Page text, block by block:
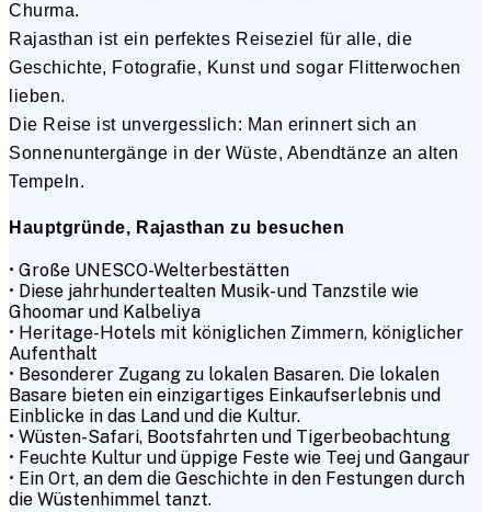
Churma.
Rajasthan ist ein perfektes Reiseziel für alle, die
Geschichte, Fotografie, Kunst und sogar Flitterwochen
lieben.
Die Reise ist unvergesslich: Man erinnert sich an
Sonnenuntergänge in der Wüste, Abendtänze an alten
Tempeln.
Hauptgründe, Rajasthan zu besuchen
• Große UNESCO-Welterbestätten
• Diese jahrhundertealten Musik- und Tanzstile wie
Ghoomar und Kalbeliya
• Heritage-Hotels mit königlichen Zimmern, königlicher
Aufenthalt
• Besonderer Zugang zu lokalen Basaren. Die lokalen
Basare bieten ein einzigartiges Einkaufserlebnis und
Einblicke in das Land und die Kultur.
• Wüsten-Safari, Bootsfahrten und Tigerbeobachtung
• Feuchte Kultur und üppige Feste wie Teej und Gangaur
• Ein Ort, an dem die Geschichte in den Festungen durch
die Wüstenhimmel tanzt.